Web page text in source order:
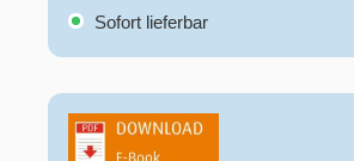
Sofort lieferbar
Literaturkartei Deine TikTok-